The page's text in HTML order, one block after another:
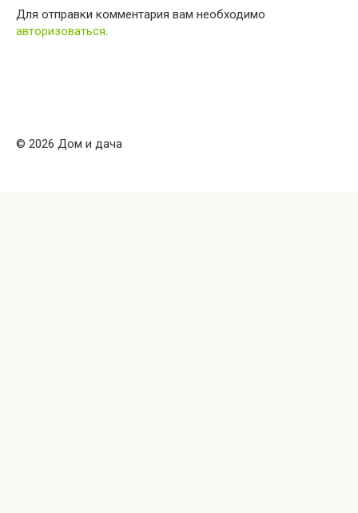
Для отправки комментария вам необходимо
авторизоваться.
© 2026 Дом и дача